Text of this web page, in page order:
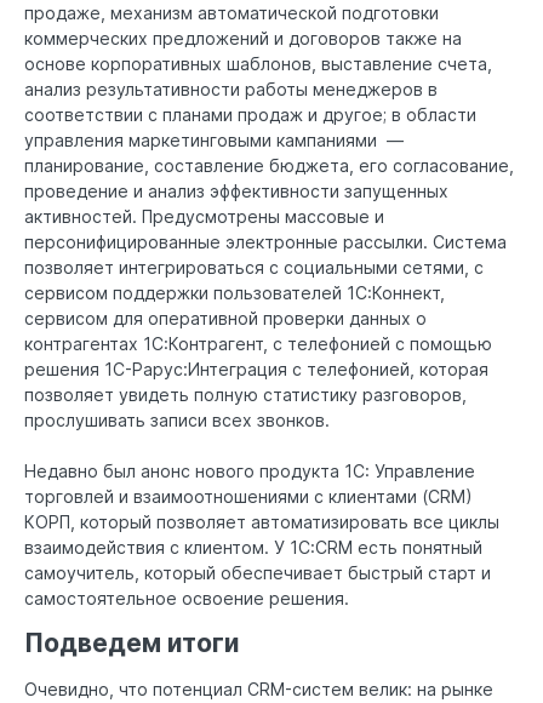
продаже, механизм автоматической подготовки
коммерческих предложений и договоров также на
основе корпоративных шаблонов, выставление счета,
анализ результативности работы менеджеров в
соответствии с планами продаж и другое; в области
управления маркетинговыми кампаниями —
планирование, составление бюджета, его согласование,
проведение и анализ эффективности запущенных
активностей. Предусмотрены массовые и
персонифицированные электронные рассылки. Система
позволяет интегрироваться с социальными сетями, с
сервисом поддержки пользователей 1С:Коннект,
сервисом для оперативной проверки данных о
контрагентах 1С:Контрагент, с телефонией с помощью
решения 1С-Рарус:Интеграция с телефонией, которая
позволяет увидеть полную статистику разговоров,
прослушивать записи всех звонков.
Недавно был анонс нового продукта 1С: Управление
торговлей и взаимоотношениями с клиентами (CRM)
КОРП, который позволяет автоматизировать все циклы
взаимодействия с клиентом. У 1С:CRM есть понятный
самоучитель, который обеспечивает быстрый старт и
самостоятельное освоение решения.
Подведем итоги
Очевидно, что потенциал CRM-систем велик: на рынке